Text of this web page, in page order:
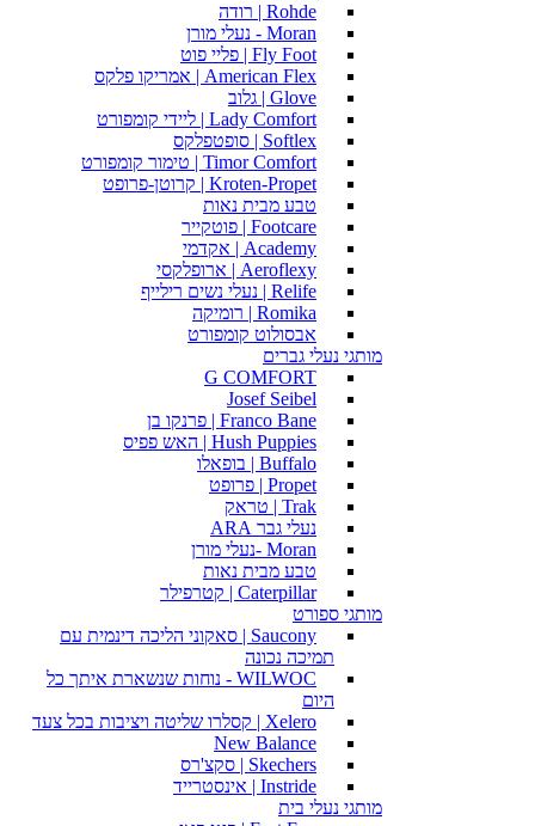
Rohde | רודה
Moran - נעלי מורן
Fly Foot | פליי פוט
American Flex | אמריקו פלקס
Glove | גלוב
Lady Comfort | ליידי קומפורט
Softlex | סופטפלקס
Timor Comfort | טימור קומפורט
Kroten-Propet | קרוטן-פרופט
טבע מבית נאות
Footcare | פוטקייר
Academy | אקדמי
Aeroflexy | ארופלקסי
Relife | נעלי נשים רילייף
Romika | רומיקה
אבסולוט קומפורט
מותגי נעלי גברים
G COMFORT
Josef Seibel
Franco Bane | פרנקו בן
Hush Puppies | האש פפיס
Buffalo | בופאלו
Propet | פרופט
Trak | טראק
נעלי גבר ARA
Moran -נעלי מורן
טבע מבית נאות
Caterpillar | קטרפילר
מותגי ספורט
Saucony | סאקוני הליכה דינמית עם
תמיכה נכונה
WILWOC - נוחות שנשארת איתך כל
היום
Xelero | קסלרו שליטה ויציבות בכל צעד
New Balance
Skechers | סקצ'רס
Instride | אינסטרייד
מותגי נעלי בית